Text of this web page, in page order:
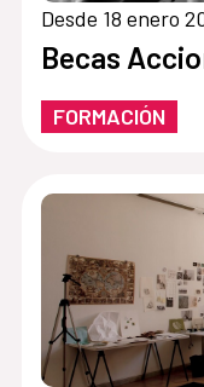
Desde 18 enero
Becas
FORMACIÓN